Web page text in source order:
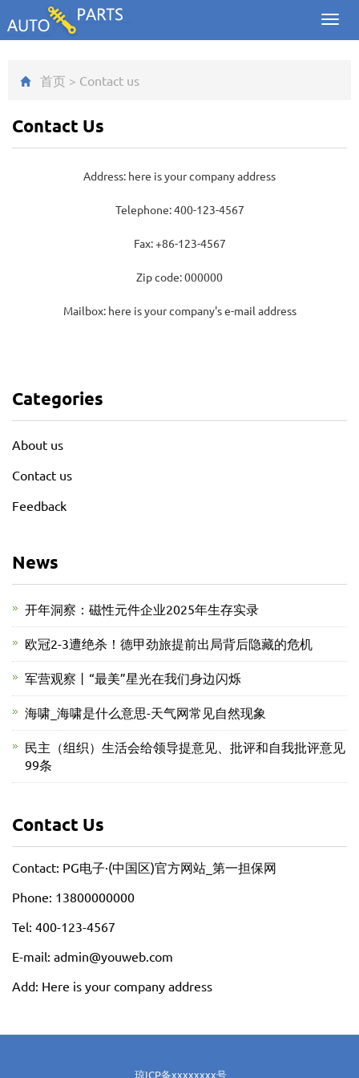
首页 > Contact us
Contact Us
Address: here is your company address
Telephone: 400-123-4567
Fax: +86-123-4567
Zip code: 000000
Mailbox: here is your company's e-mail address
Categories
About us
Contact us
Feedback
News
开年洞察：磁性元件企业2025年生存实录
欧冠2-3遭绝杀！德甲劲旅提前出局背后隐藏的危机
军营观察丨“最美”星光在我们身边闪烁
海啸_海啸是什么意思-天气网常见自然现象
民主（组织）生活会给领导提意见、批评和自我批评意见
99条
Contact Us
Contact: PG电子·(中国区)官方网站_第一担保网
Phone: 13800000000
Tel: 400-123-4567
E-mail: admin@youweb.com
Add: Here is your company address
琼ICP备xxxxxxxx号